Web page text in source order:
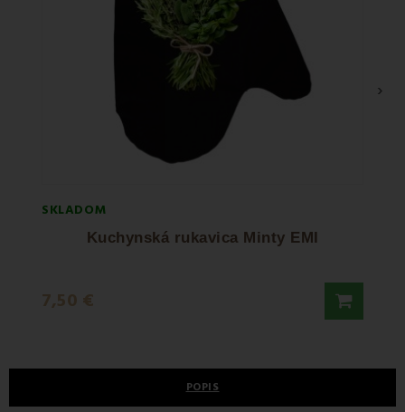
SKLADOM
Kuchynská rukavica Minty EMI
7,50 €
›
POPIS